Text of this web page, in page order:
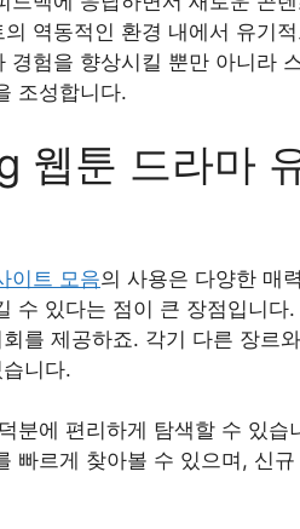
역동적인 환경 내에서 유기
경험을 향상시킬 뿐만 아니라
조성합니다.
웹툰 드라마
이트 모음의 사용은 다양한 매
수 있다는 점이 큰 장점입니다
를 제공하죠. 각기 다른 장르
니다.
분에 편리하게 탐색할 수 있
빠르게 찾아볼 수 있으며, 신